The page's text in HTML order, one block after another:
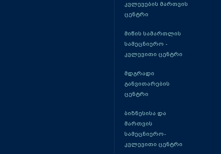
კვლევების მართვის
ცენტრი
მიწის სამართლის
სამეცნიერო -
კვლევითი ცენტრი
მდგრადი
განვითარების
ცენტრი
ბიზნესისა და
მართვის
სამეცნიერო-
კვლევითი ცენტრი